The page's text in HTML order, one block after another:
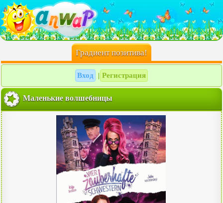
Градиент позитива!
Вход Регистрация
Маленькие волшебницы